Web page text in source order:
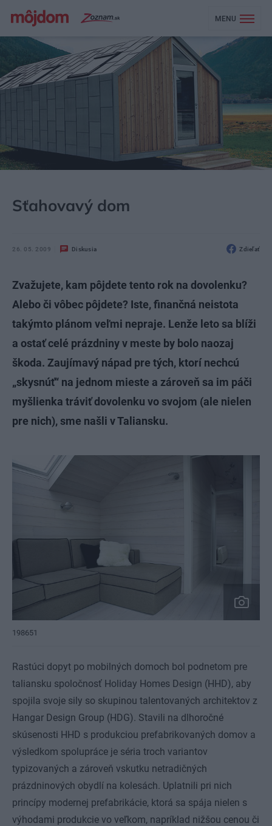
MENU
Sťahovavý dom
26. 05. 2009 Diskusia Zdieľať
Zvažujete, kam pôjdete tento rok na dovolenku?
Alebo či vôbec pôjdete? Iste, finančná neistota
takýmto plánom veľmi nepraje. Lenže leto sa blíži
a ostať celé prázdniny v meste by bolo naozaj
škoda. Zaujímavý nápad pre tých, ktorí nechcú
„skysnúť“ na jednom mieste a zároveň sa im páči
myšlienka tráviť dovolenku vo svojom (ale nielen
pre nich), sme našli v Taliansku.
198651
Rastúci dopyt po mobilných domoch bol podnetom pre
taliansku spoločnosť Holiday Homes Design (HHD), aby
spojila svoje sily so skupinou talentovaných architektov z
Hangar Design Group (HDG). Stavili na dlhoročné
skúsenosti HHD s produkciou prefabrikovaných domov a
výsledkom spolupráce je séria troch variantov
typizovaných a zároveň vskutku netradičných
prázdninových obydlí na kolesách. Uplatnili pri nich
princípy modernej prefabrikácie, ktorá sa spája nielen s
výhodami produkcie vo veľkom, napríklad nižšou cenou či